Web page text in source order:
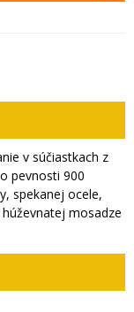
v súčiastkach z
pevnosti 900
spekanej ocele,
mosadze